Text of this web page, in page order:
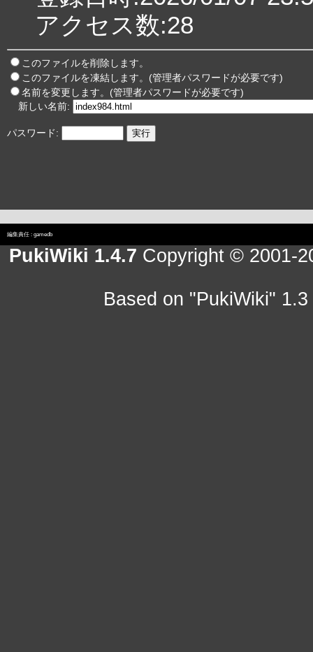
アクセス数:28
このファイルを削除します。
このファイルを凍結します。(管理者パスワードが必要です)
名前を変更します。(管理者パスワードが必要です)
新しい名前:
パスワード:
編集責任 : gamedb
PukiWiki 1.4.7 Copyright © 2001-
Based on "PukiWiki"